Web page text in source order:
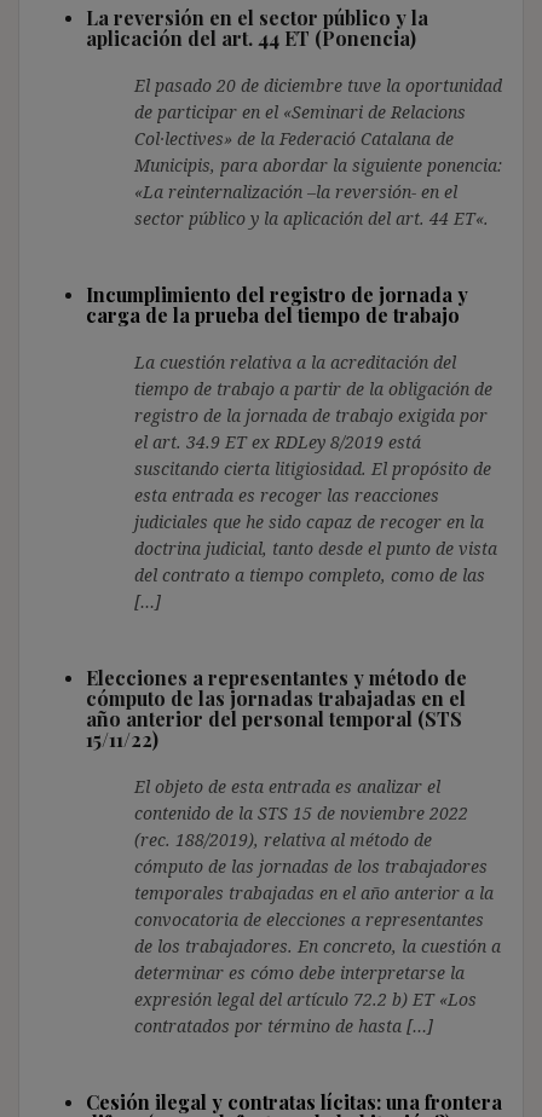
La reversión en el sector público y la
aplicación del art. 44 ET (Ponencia)
El pasado 20 de diciembre tuve la oportunidad
de participar en el «Seminari de Relacions
Col·lectives» de la Federació Catalana de
Municipis, para abordar la siguiente ponencia:
«La reinternalización –la reversión- en el
sector público y la aplicación del art. 44 ET«.
Incumplimiento del registro de jornada y
carga de la prueba del tiempo de trabajo
La cuestión relativa a la acreditación del
tiempo de trabajo a partir de la obligación de
registro de la jornada de trabajo exigida por
el art. 34.9 ET ex RDLey 8/2019 está
suscitando cierta litigiosidad. El propósito de
esta entrada es recoger las reacciones
judiciales que he sido capaz de recoger en la
doctrina judicial, tanto desde el punto de vista
del contrato a tiempo completo, como de las
[…]
Elecciones a representantes y método de
cómputo de las jornadas trabajadas en el
año anterior del personal temporal (STS
15/11/22)
El objeto de esta entrada es analizar el
contenido de la STS 15 de noviembre 2022
(rec. 188/2019), relativa al método de
cómputo de las jornadas de los trabajadores
temporales trabajadas en el año anterior a la
convocatoria de elecciones a representantes
de los trabajadores. En concreto, la cuestión a
determinar es cómo debe interpretarse la
expresión legal del artículo 72.2 b) ET «Los
contratados por término de hasta […]
Cesión ilegal y contratas lícitas: una frontera